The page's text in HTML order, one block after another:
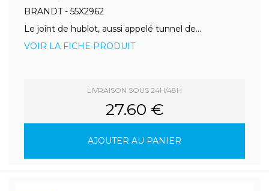
BRANDT - 55X2962
Le joint de hublot, aussi appelé tunnel de...
VOIR LA FICHE PRODUIT
LIVRAISON SOUS 24H/48H
27.60 €
AJOUTER AU PANIER